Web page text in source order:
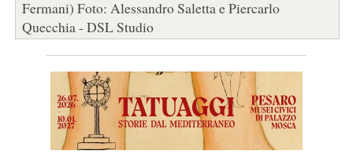
Fermani) Foto: Alessandro Saletta e Piercarlo
Quecchia - DSL Studio